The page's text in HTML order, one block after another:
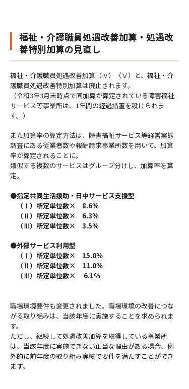
福祉・介護職員処遇改善加算・処遇改
善特別加算の見直し
福祉・介護職員処遇改善加算（Ⅳ）（Ⅴ）と、福祉・介
護職員処遇改善特別加算は廃止されます。
（令和3年3月末時点で同加算が算定されている障害福祉
サービス等事業所は、1年間の経過措置を設けられま
す。）
また加算率の算定方法は、障害福祉サービス等経営実態
調査にある従業者数や報酬請求事業所数を用いて、加算
率が算定されることに。
類似する複数のサービスはグループ分けし、加算率を算
定。
●指定共同生活援助・日中サービス支援型
（Ⅰ）所定単位数× 8.6％
（Ⅱ）所定単位数× 6.3％
（Ⅲ）所定単位数× 3.5％
●外部サービス利用型
（Ⅰ）所定単位数× 15.0％
（Ⅱ）所定単位数× 11.0％
（Ⅲ）所定単位数× 6.1％
職場環境要件も変更されました。職場環境の改善につな
がる取り組みは、当該年度に実施することを求められま
す。
ただし、継続して処遇改善加算を取得している事業所
は、当該年度に実施できない正当な理由がある場合、例
外的に前年度の取り組み実績で要件を満たすことができ
ます。